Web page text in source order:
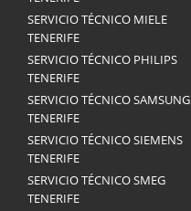
SERVICIO TÉCNICO MIELE
TENERIFE
SERVICIO TÉCNICO PHILIPS
TENERIFE
SERVICIO TÉCNICO SAMSUNG
TENERIFE
SERVICIO TÉCNICO SIEMENS
TENERIFE
SERVICIO TÉCNICO SMEG
TENERIFE